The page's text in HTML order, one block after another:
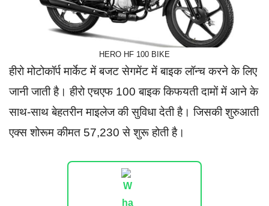
HERO HF 100 BIKE
हीरो मोटोकॉर्प मार्केट में बजट सेगमेंट में बाइक लॉन्च करने के लिए
जानी जाती है। हीरो एचएफ 100 बाइक किफयती दामों में आने के
साथ-साथ बेहतरीन माइलेज की सुविधा देती है। जिसकी शुरुआती
एक्स शोरूम कीमत 57,230 से शुरू होती है।